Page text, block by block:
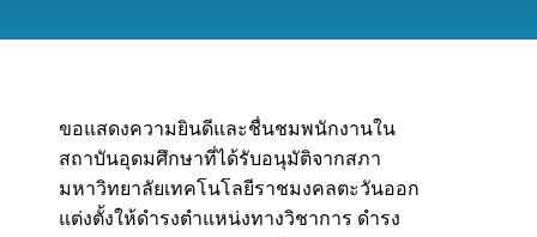
ขอแสดงความยินดีและชื่นชมพนักงานใน
สถาบันอุดมศึกษาที่ได้รับอนุมัติจากสภา
มหาวิทยาลัยเทคโนโลยีราชมงคลตะวันออก
แต่งตั้งให้ดำรงตำแหน่งทางวิชาการ ดำรง